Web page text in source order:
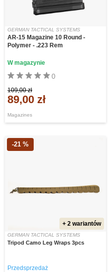
GERMAN TACTICAL SYSTEMS
AR-15 Magazine 10 Round -
Polymer - .223 Rem
Magazines
0
W magazynie
109,00 zł
89,00 zł
-21 %
+ 2 wariantów
GERMAN TACTICAL SYSTEMS
Tripod Camo Leg Wraps 3pcs
Przedsprzedaż